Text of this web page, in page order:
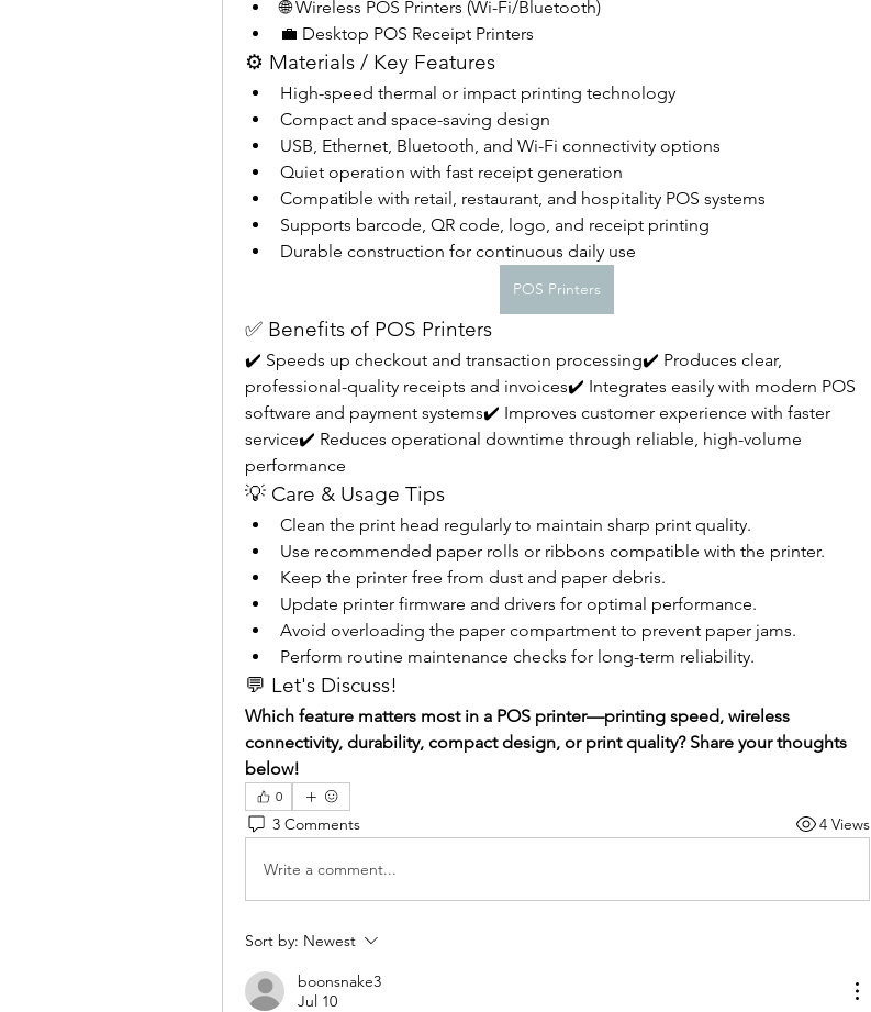
🌐 Wireless POS Printers (Wi-Fi/Bluetooth)
💼 Desktop POS Receipt Printers
⚙️ Materials / Key Features
High-speed thermal or impact printing technology
Compact and space-saving design
USB, Ethernet, Bluetooth, and Wi-Fi connectivity options
Quiet operation with fast receipt generation
Compatible with retail, restaurant, and hospitality POS systems
Supports barcode, QR code, logo, and receipt printing
Durable construction for continuous daily use
POS Printers
✅ Benefits of POS Printers
✔️ Speeds up checkout and transaction processing✔️ Produces clear,
professional-quality receipts and invoices✔️ Integrates easily with modern POS
software and payment systems✔️ Improves customer experience with faster
service✔️ Reduces operational downtime through reliable, high-volume
performance
💡 Care & Usage Tips
Clean the print head regularly to maintain sharp print quality.
Use recommended paper rolls or ribbons compatible with the printer.
Keep the printer free from dust and paper debris.
Update printer firmware and drivers for optimal performance.
Avoid overloading the paper compartment to prevent paper jams.
Perform routine maintenance checks for long-term reliability.
💬 Let's Discuss!
Which feature matters most in a POS printer—printing speed, wireless
connectivity, durability, compact design, or print quality? Share your thoughts
below!
0
3 Comments 4 Views
Write a comment...
Sort by: Newest
boonsnake3
Jul 10